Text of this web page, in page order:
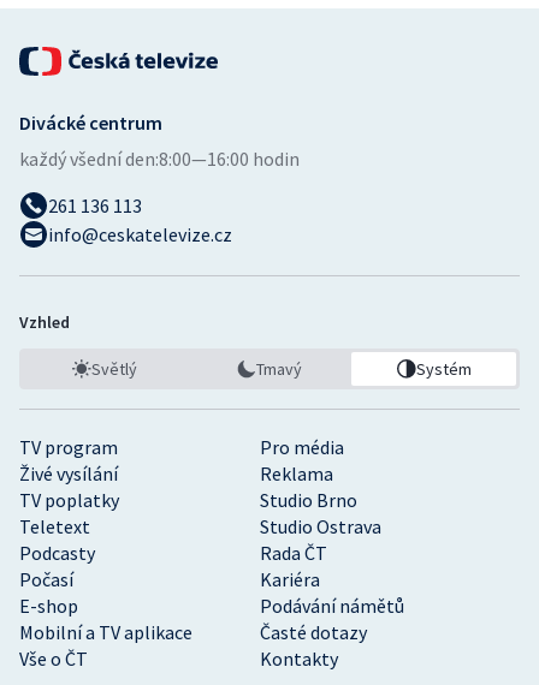
TV program
Pro média
Živé vysílání
Reklama
TV poplatky
Studio Brno
Teletext
Studio Ostrava
Podcasty
Rada ČT
Počasí
Kariéra
E-shop
Podávání námětů
Mobilní a TV aplikace
Časté dotazy
Vše o ČT
Kontakty
Divácké centrum
každý všední den:8:00—16:00 hodin
261 136 113
info@ceskatelevize.cz
Vzhled
Světlý Tmavý Systém